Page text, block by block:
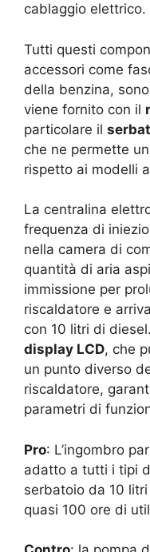
cablaggio elettrico.
Tutti questi
accessori come
della benzina,
viene fornito con il
particolare il
che ne permette
rispetto ai modelli
La centralina
frequenza di
nella camera di
quantità di aria
immissione per
riscaldatore e
con 10 litri di diesel.
display LCD, che
un punto diverso
riscaldatore,
parametri di
Pro: L’ingombro
adatto a tutti i tipi
serbatoio da 10 litri
quasi 100 ore di